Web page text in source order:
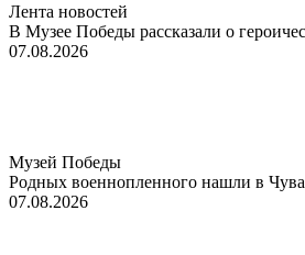
Лента новостей
В Музее Победы рассказали о
07.08.2026
Музей Победы
Родных военнопленного нашли в
07.08.2026